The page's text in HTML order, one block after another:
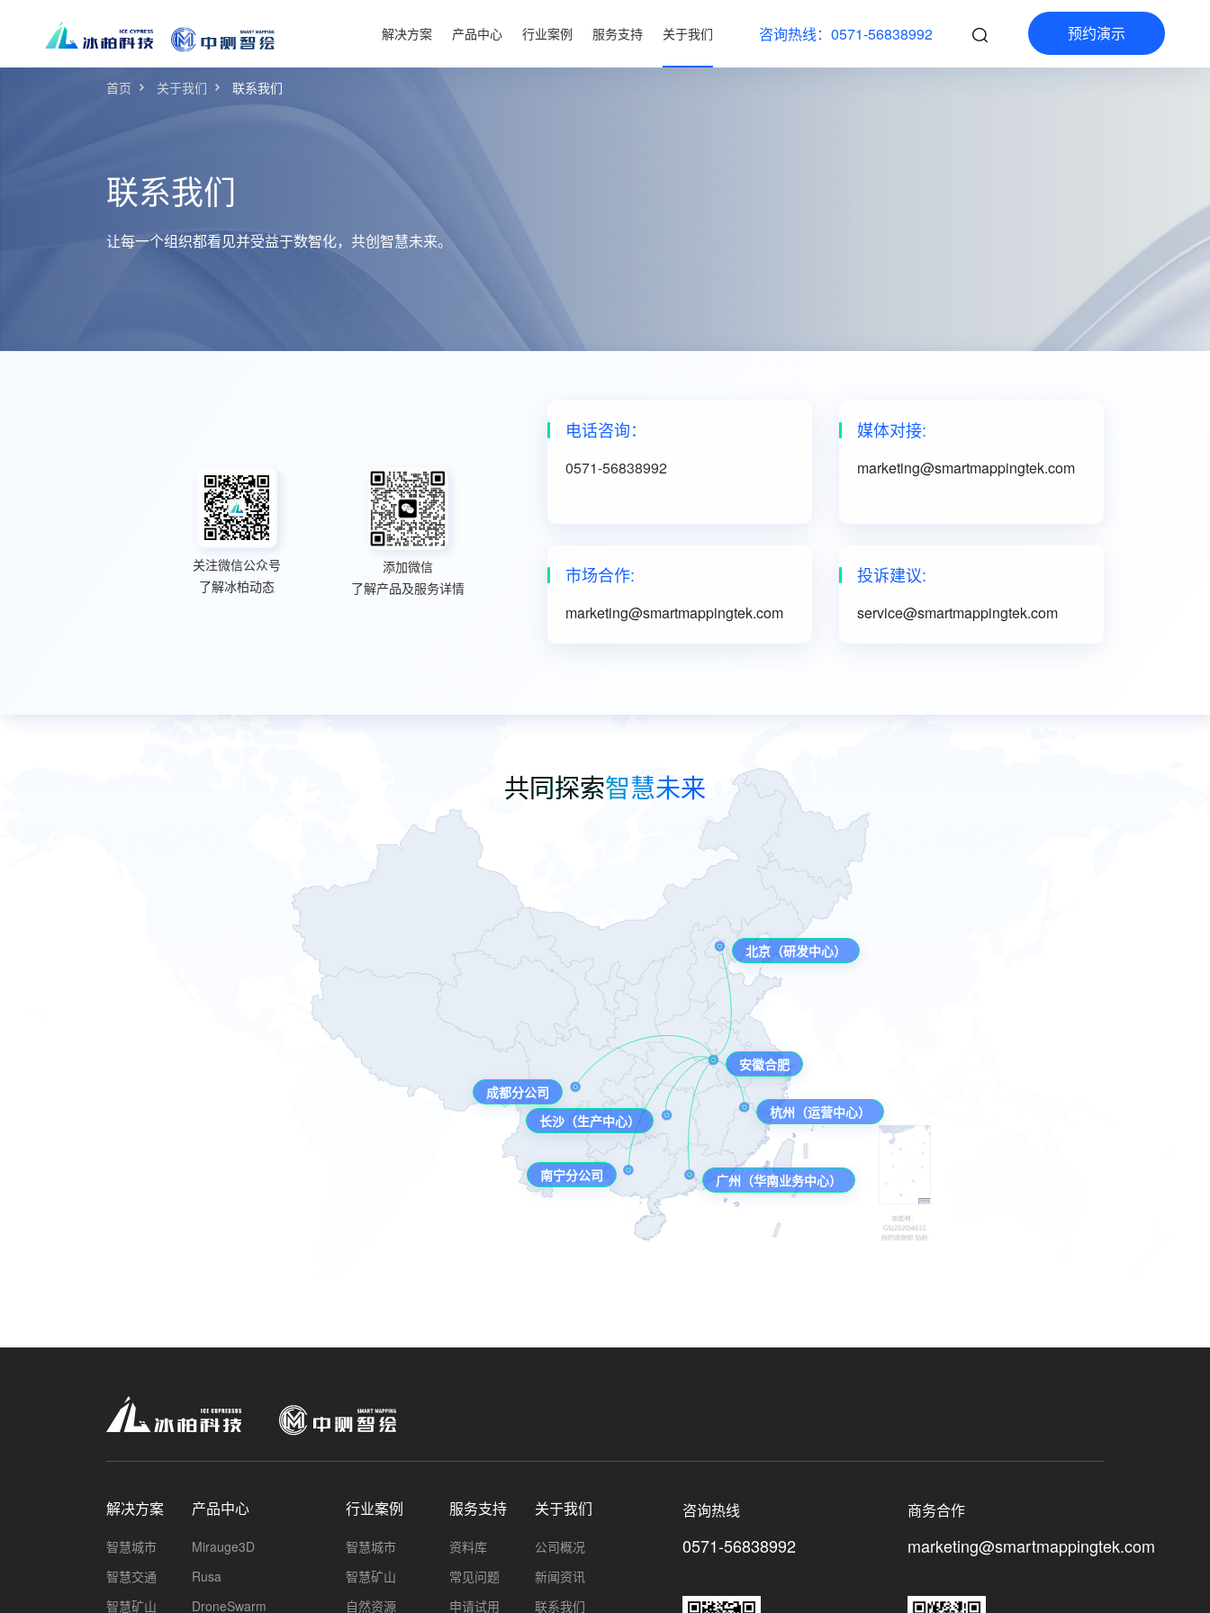
解决方案 产品中心 行业案例 服务支持 关于我们 咨询热线：0571-56838992 预约演示
联系我们
让每一个组织都看见并受益于数智化，共创智慧未来。
首页 关于我们 联系我们
关注微信公众号
了解冰柏动态
添加微信
了解产品及服务详情
电话咨询：
0571-56838992
媒体对接:
marketing@smartmappingtek.com
市场合作:
marketing@smartmappingtek.com
投诉建议:
service@smartmappingtek.com
共同探索智慧未来
北京（研发中心）
安徽合肥
杭州（运营中心）
广州（华南业务中心）
成都分公司
长沙（生产中心）
南宁分公司
解决方案
智慧城市
智慧交通
智慧矿山
产品中心
Mirauge3D
Rusa
DroneSwarm
行业案例
智慧城市
智慧矿山
自然资源
服务支持
资料库
常见问题
申请试用
关于我们
公司概况
新闻资讯
联系我们
咨询热线
0571-56838992
商务合作
marketing@smartmappingtek.com